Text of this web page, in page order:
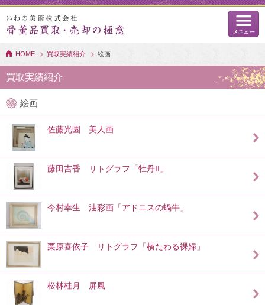
HOME 買取実績紹介 絵画
買取実績紹介
絵画
佐藤光園 美人画
藤田吉香 リトグラフ「牡丹II」
今村幸生 油彩画「アドニスの蝸牛」
栗原喜依子 リトグラフ「横たわる裸婦」
松林桂月 屏風